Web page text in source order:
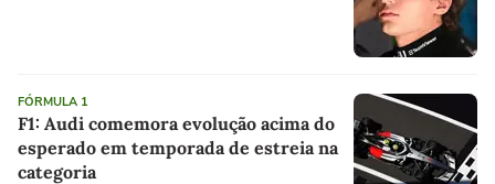
FÓRMULA 1
F1: Audi comemora evolução acima do
esperado em temporada de estreia na
categoria